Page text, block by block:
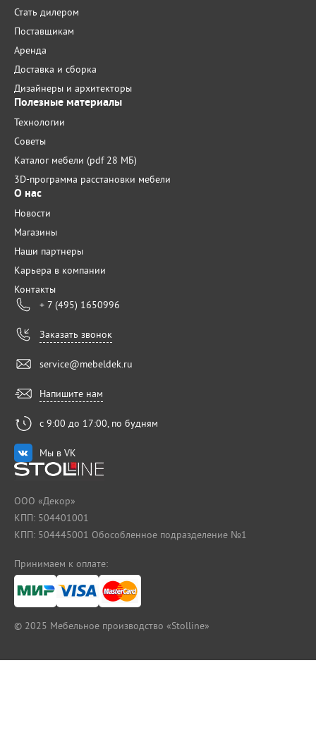
Стать дилером
Поставщикам
Аренда
Доставка и сборка
Дизайнеры и архитекторы
Полезные материалы
Технологии
Советы
Каталог мебели (pdf 28 МБ)
3D-программа расстановки мебели
О нас
Новости
Магазины
Наши партнеры
Карьера в компании
Контакты
+ 7 (495) 1650996
Заказать звонок
service@mebeldek.ru
Напишите нам
с 9:00 до 17:00, по будням
Мы в VK
ООО «Декор»
КПП: 504401001
КПП: 504445001 Обособленное подразделение №1
Принимаем к оплате:
© 2025 Мебельное производство «Stolline»